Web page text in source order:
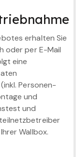
erhalten Sie
oder per E-Mail
eine
Personen-
und
und
Wallbox.